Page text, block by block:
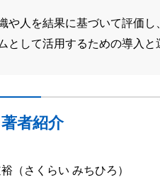
や人を結果に基づいて評価
として活用するための導入
著者紹介
（さくらい みちひろ）